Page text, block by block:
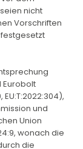
nicht
Vorschriften
Eurobolt
und
Union
wonach die
die